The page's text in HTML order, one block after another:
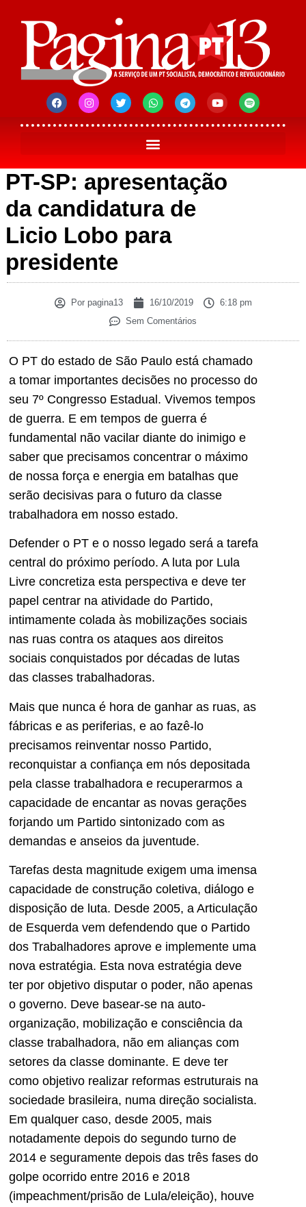
PT-SP: apresentação
da candidatura de
Licio Lobo para
presidente
Porpagina13 16/10/2019
6:18 pm
Sem Comentários
O PT do estado de São Paulo está chamado
a tomar importantes decisões no processo do
seu 7º Congresso Estadual. Vivemos tempos
de guerra. E em tempos de guerra é
fundamental não vacilar diante do inimigo e
saber que precisamos concentrar o máximo
de nossa força e energia em batalhas que
serão decisivas para o futuro da classe
trabalhadora em nosso estado.
Defender o PT e o nosso legado será a tarefa
central do próximo período. A luta por Lula
Livre concretiza esta perspectiva e deve ter
papel centrar na atividade do Partido,
intimamente colada às mobilizações sociais
nas ruas contra os ataques aos direitos
sociais conquistados por décadas de lutas
das classes trabalhadoras.
Mais que nunca é hora de ganhar as ruas, as
fábricas e as periferias, e ao fazê-lo
precisamos reinventar nosso Partido,
reconquistar a confiança em nós depositada
pela classe trabalhadora e recuperarmos a
capacidade de encantar as novas gerações
forjando um Partido sintonizado com as
demandas e anseios da juventude.
Tarefas desta magnitude exigem uma imensa
capacidade de construção coletiva, diálogo e
disposição de luta. Desde 2005, a Articulação
de Esquerda vem defendendo que o Partido
dos Trabalhadores aprove e implemente uma
nova estratégia. Esta nova estratégia deve
ter por objetivo disputar o poder, não apenas
o governo. Deve basear-se na auto-
organização, mobilização e consciência da
classe trabalhadora, não em alianças com
setores da classe dominante. E deve ter
como objetivo realizar reformas estruturais na
sociedade brasileira, numa direção socialista.
Em qualquer caso, desde 2005, mais
notadamente depois do segundo turno de
2014 e seguramente depois das três fases do
golpe ocorrido entre 2016 e 2018
(impeachment/prisão de Lula/eleição), houve